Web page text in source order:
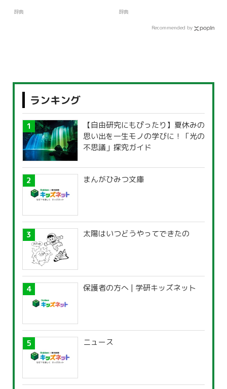
辞典 辞典
Recommended by
ランキング
【自由研究にもぴったり】夏休みの
思い出を一生モノの学びに！「光の
不思議」探究ガイド
まんがひみつ文庫
太陽はいつどうやってできたの
保護者の方へ | 学研キッズネット
ニュース